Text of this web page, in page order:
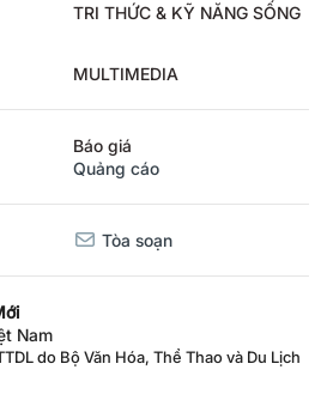
TRI THỨC & KỸ NĂNG SỐNG
MULTIMEDIA
Báo giá
Quảng cáo
Tòa soạn
Nam
do Bộ Văn Hóa, Thể Thao và Du Lịch